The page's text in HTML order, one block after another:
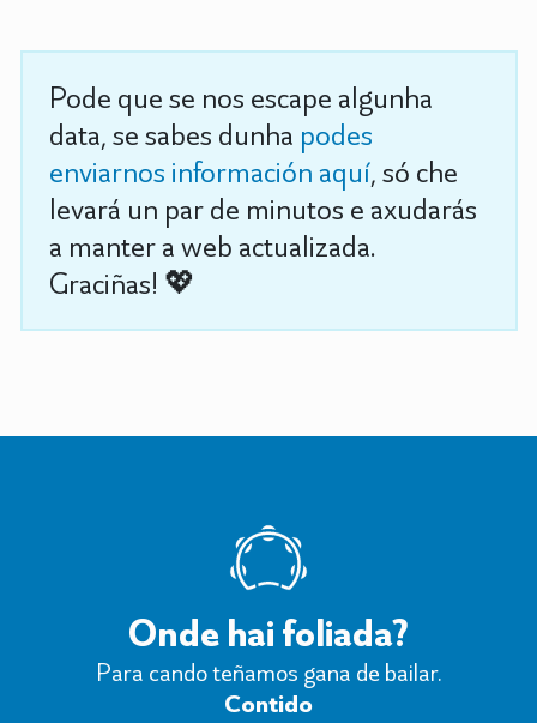
Pode que se nos escape algunha
data, se sabes dunha podes
enviarnos información aquí, só che
levará un par de minutos e axudarás
a manter a web actualizada.
Graciñas! 💖
Onde hai foliada?
Para cando teñamos gana de bailar.
Contido